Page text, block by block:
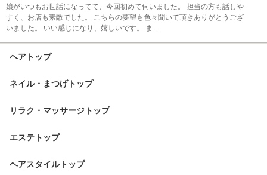
娘がいつもお世話になってて、今回初めて伺いました。 担当の方も話しや
すく、お店も素敵でした。 こちらの要望も色々聞いて頂きありがとうござ
いました。 いい感じになり、嬉しいです。 ま…
ヘアトップ
ネイル・まつげトップ
リラク・マッサージトップ
エステトップ
ヘアスタイルトップ